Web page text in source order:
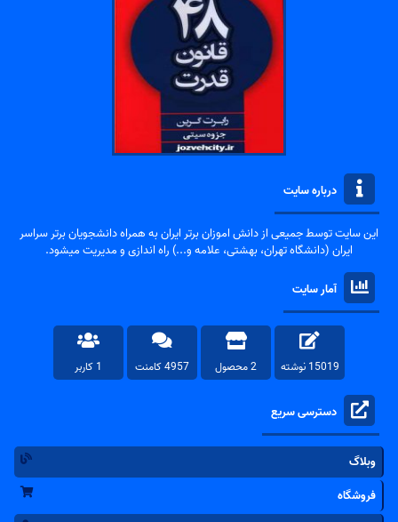
درباره سایت
این سایت توسط جمیعی از دانش اموزان برتر ایران به همراه دانشجویان برتر سراسر
ایران (دانشگاه تهران، بهشتی، علامه و...) راه اندازی و مدیریت میشود.
آمار سایت
15019 نوشته 2 محصول 4957 کامنت 1 کاربر
دسترسی سریع
وبلاگ
فروشگاه